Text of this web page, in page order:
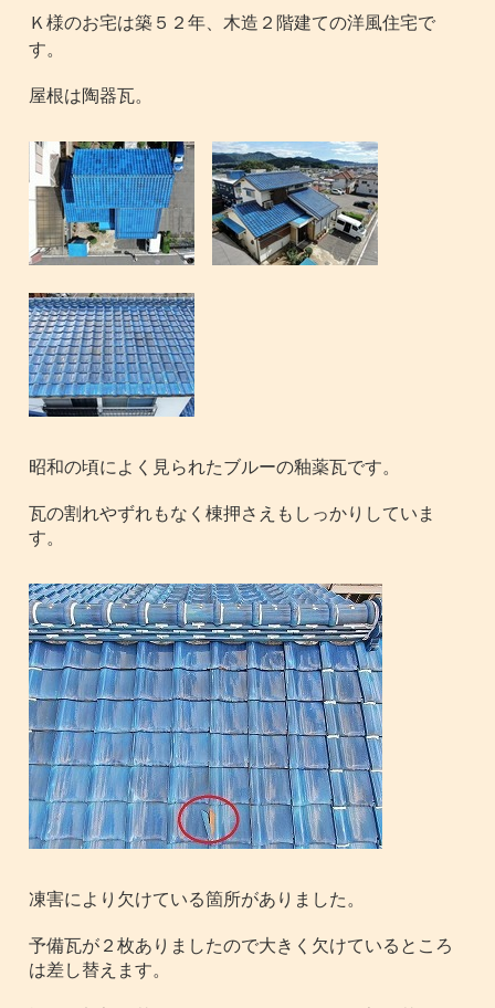
Ｋ様のお宅は築５２年、木造２階建ての洋風住宅で
す。
屋根は陶器瓦。
昭和の頃によく見られたブルーの釉薬瓦です。
瓦の割れやずれもなく棟押さえもしっかりしていま
す。
凍害により欠けている箇所がありました。
予備瓦が２枚ありましたので大きく欠けているところ
は差し替えます。